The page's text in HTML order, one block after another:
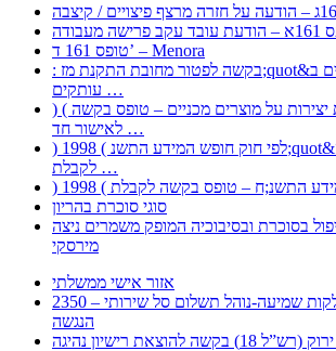
מעבודה
טופס 161 ד’ – Menora
: בקשה לפטור מחובת התקנת מז;quot&ח 3 טופס מספר ים ב
עותקים …
) ( פעמי להקלטת יצירות על מוצרים מכניים – טופס בקשה
לאישור חד …
) 1998 ( לפי חוק חופש המידע התשנ;quot&ח – טופס בקשה
לקבלת …
סוגי סוכרת בהריון
בסוכרת ובסיבוכיה המופק משמרים ניצה
מירסקי
אזור אישי ממשלתי
2350 – מידע לסטודנט עם לקות שמיעה-נוהל תשלום סל שירותי
הנגשה
18) בקשה להוצאת רישיון נהיגה